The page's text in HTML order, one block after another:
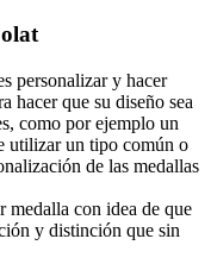
personalizar y hacer
hacer que su diseño sea
como por ejemplo un
utilizar un tipo común o
de las medallas
medalla con idea de que
y distinción que sin